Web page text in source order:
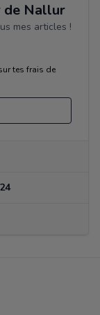
de Nallur
mes articles !
tes frais de